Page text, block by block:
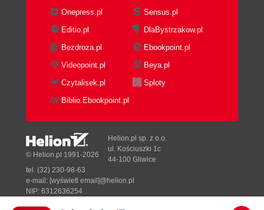
Onepress.pl
Sensus.pl
Editio.pl
DlaBystrzakow.pl
Bezdroza.pl
Ebookpoint.pl
Videopoint.pl
Beya.pl
Czytalisek.pl
Sploty
Biblio.Ebookpoint.pl
© Helion.pl 1991-2026
Helion.pl sp. z o.o.
ul. Kościuszki 1c
44-100 Gliwice
tel. (32) 230-98-63
e-mail: [wyświetl email]@helion.pl
NIP: 6312636254